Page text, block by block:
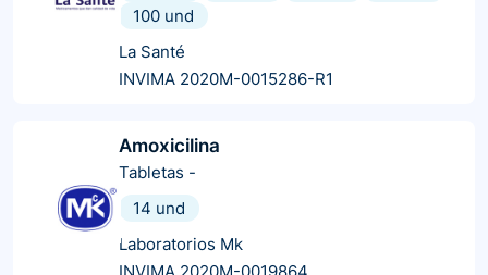
100 und
La Santé
INVIMA 2020M-0015286-R1
Amoxicilina
Tabletas -
14 und
Laboratorios Mk
INVIMA 2020M-0019864